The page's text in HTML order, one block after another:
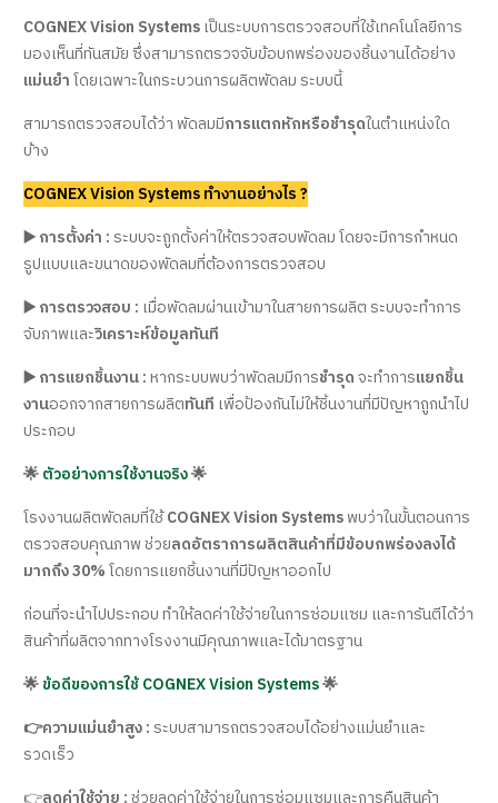
COGNEX Vision Systemsเป็นระบบการตรวจสอบที่ใช้เทคโนโลยีการ
มองเห็นที่ทันสมัย ซึ่งสามารถตรวจจับข้อบกพร่องของชิ้นงานได้อย่าง
แม่นยำโดยเฉพาะในกระบวนการผลิตพัดลม ระบบนี้
สามารถตรวจสอบได้ว่า พัดลมมีการแตกหักหรือชำรุดในตำแหน่งใด
บ้าง
COGNEX Vision Systems ทำงานอย่างไร ?
▶️ การตั้งค่า :ระบบจะถูกตั้งค่าให้ตรวจสอบพัดลม โดยจะมีการกำหนด
รูปแบบและขนาดของพัดลมที่ต้องการตรวจสอบ
▶️ การตรวจสอบ : เมื่อพัดลมผ่านเข้ามาในสายการผลิต ระบบจะทำการ
จับภาพและวิเคราะห์ข้อมูลทันที
▶️ การแยกชิ้นงาน :หากระบบพบว่าพัดลมมีการชำรุดจะทำการแยกชิ้น
งานออกจากสายการผลิตทันที เพื่อป้องกันไม่ให้ชิ้นงานที่มีปัญหาถูกนำไป
ประกอบ
🌟ตัวอย่างการใช้งานจริง🌟
โรงงานผลิตพัดลมที่ใช้COGNEX Vision Systemsพบว่าในขั้นตอนการ
ตรวจสอบคุณภาพ ช่วยลดอัตราการผลิตสินค้าที่มีข้อบกพร่องลงได้
มากถึง 30%โดยการแยกชิ้นงานที่มีปัญหาออกไป
ก่อนที่จะนำไปประกอบ ทำให้ลดค่าใช้จ่ายในการซ่อมแซม และการันตีได้ว่า
สินค้าที่ผลิตจากทางโรงงานมีคุณภาพและได้มาตรฐาน
🌟ข้อดีของการใช้ COGNEX Vision Systems🌟
👉ความแม่นยำสูง :ระบบสามารถตรวจสอบได้อย่างแม่นยำและ
รวดเร็ว